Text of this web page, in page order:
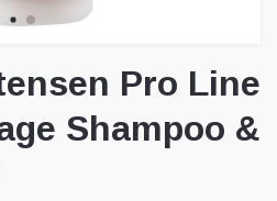
Pro Line
Shampoo &